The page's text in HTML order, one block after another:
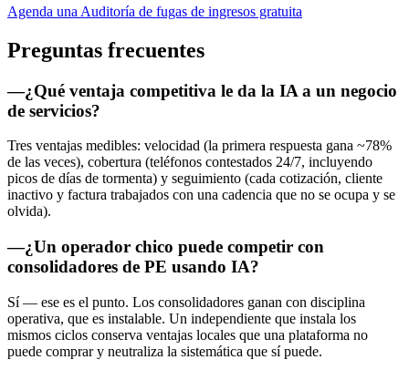
Agenda una Auditoría de fugas de ingresos gratuita
Preguntas frecuentes
—¿Qué ventaja competitiva le da la IA a un negocio
de servicios?
Tres ventajas medibles: velocidad (la primera respuesta gana ~78%
de las veces), cobertura (teléfonos contestados 24/7, incluyendo
picos de días de tormenta) y seguimiento (cada cotización, cliente
inactivo y factura trabajados con una cadencia que no se ocupa y se
olvida).
—¿Un operador chico puede competir con
consolidadores de PE usando IA?
Sí — ese es el punto. Los consolidadores ganan con disciplina
operativa, que es instalable. Un independiente que instala los
mismos ciclos conserva ventajas locales que una plataforma no
puede comprar y neutraliza la sistemática que sí puede.